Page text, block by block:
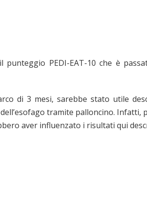
PEDI-EAT-10 che è
di 3 mesi, sarebbe stato utile
tramite palloncino. Infatti,
aver influenzato i risultati qui